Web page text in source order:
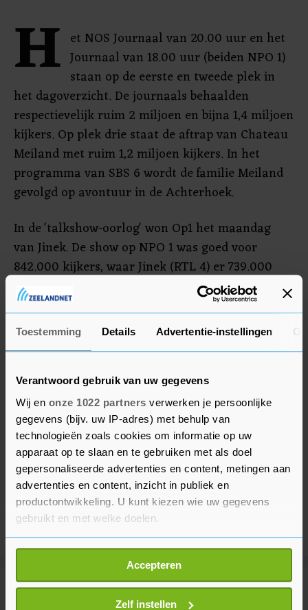
Toestemming Details Advertentie-instellingen
Verantwoord gebruik van uw gegevens
Wij en onze 1022 partners verwerken je persoonlijke
gegevens (bijv. uw IP-adres) met behulp van
technologieën zoals cookies om informatie op uw
apparaat op te slaan en te gebruiken met als doel
gepersonaliseerde advertenties en content, metingen aan
advertenties en content, inzicht in publiek en
productontwikkeling. U kunt kiezen wie uw gegevens
gebruikt en met welke doelen.
Als u het toestaat, willen we ook graag:
Informatie verzamelen over uw geografische
locatie, die tot een paar meter nauwkeurig kan zijn
Uw apparaat identificeren door het actief te
Accepteren
Zelf instellen
H et NOS Journaal van 20.00 uur en het
Journaal van 18.00 uur (beiden NPO 1)
staan op de eerste en tweede plek in
het dagoverzicht. De journaals behaalden
respectievelijk ruim 2 miljoen en bijna 1,4 miljoen
kijkers. Op plek drie staat de aftrap van Chateau
Meiland met ruim 1,2 miljoen kijkers. In het
programma van SBS 6 wordt de familie Meiland
gevolgd op avontuur in de Achterhoek.
In de 'talkshow-oorlog' won Op1 het maandag
van Jinek. De show op NPO 1 was goed voor
842.000 kijkers, waar Jinek (RTL 4) er 739.000
mensen trok.
Meer uit Entertainment